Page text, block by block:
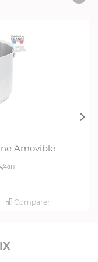
Amovible
48H
Comparer